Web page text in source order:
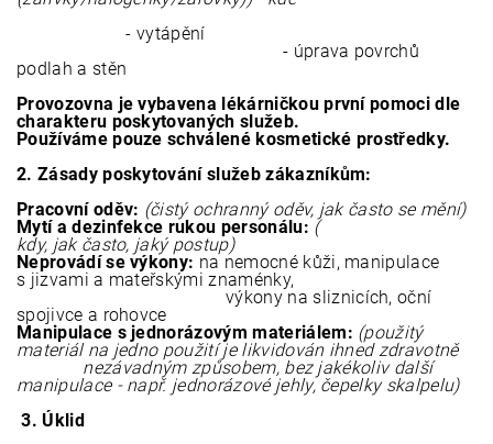
-
- úprava povrchů
podlah a stěn
Provozovna je vybavena lékárničkou první pomoci dle
charakteru poskytovaných služeb.
Používáme pouze schválené kosmetické prostředky.
2. Zásady poskytování služeb zákazníkům:
Pracovní oděv: (čistý ochranný oděv, jak často se mění)
Mytí a dezinfekce rukou personálu: (
kdy, jak často, jaký postup)
Neprovádí se výkony: na nemocné kůži, manipulace
s jizvami a mateřskými znaménky,
výkony na sliznicích, oční
spojivce a rohovce
Manipulace s jednorázovým materiálem: (použitý
materiál na jedno použití je likvidován ihned zdravotně
nezávadným způsobem, bez jakékoliv další
manipulace - např. jednorázové jehly, čepelky skalpelu)
3. Úklid